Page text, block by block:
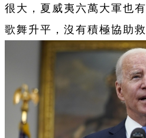
很大，夏威夷六萬大軍也
歌舞升平，沒有積極協助救